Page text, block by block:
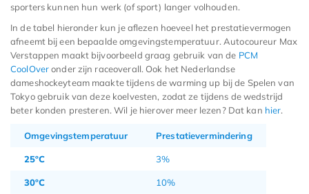
sporters kunnen hun werk (of sport) langer volhouden.
In de tabel hieronder kun je aflezen hoeveel het prestatievermogen
afneemt bij een bepaalde omgevingstemperatuur. Autocoureur Max
Verstappen maakt bijvoorbeeld graag gebruik van de PCM
CoolOveronder zijn raceoverall. Ook het Nederlandse
dameshockeyteam maakte tijdens de warming up bij de Spelen van
Tokyo gebruik van deze koelvesten, zodat ze tijdens de wedstrijd
beter konden presteren. Wil je hierover meer lezen? Dat kan hier.
Omgevingstemperatuur Prestatievermindering
25ºC 3%
30ºC 10%